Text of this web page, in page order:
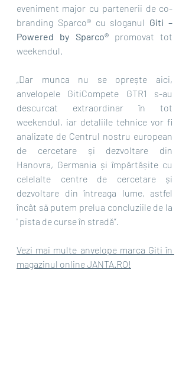
eveniment major cu partenerii de co-
branding Sparco® cu sloganul Giti –
Powered by Sparco® promovat tot
weekendul.
„Dar munca nu se oprește aici,
anvelopele GitiCompete GTR1 s-au
descurcat extraordinar în tot
weekendul, iar detaliile tehnice vor fi
analizate de Centrul nostru european
de cercetare și dezvoltare din
Hanovra, Germania și împărtășite cu
celelalte centre de cercetare și
dezvoltare din întreaga lume, astfel
încât să putem prelua concluziile de la
' pista de curse în stradă”.
Vezi mai multe anvelope marca Giti în
magazinul online JANTA.RO!